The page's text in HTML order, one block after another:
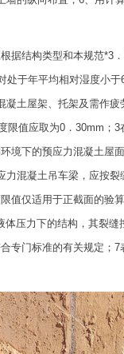
据结构类型和本规范*3
于年平均相对湿度小
土屋架、托架及需作
限值应取为0．30mm；
境下的预应力混凝土屋
混凝土吊车梁，应按
值仅适用于正截面的验
压力下的结构，其裂
专门标准的有关规定；